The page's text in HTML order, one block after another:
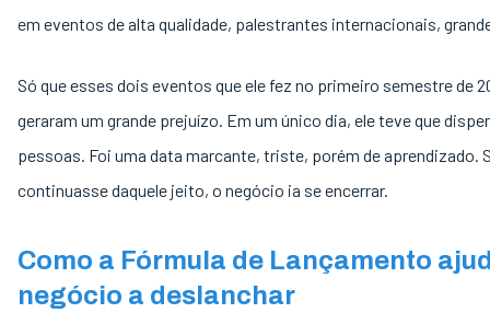
em eventos de alta qualidade, palestrantes internacionais,
Só que esses dois eventos que ele fez no primeiro semestre de
geraram um grande prejuízo. Em um único dia, ele teve que
pessoas. Foi uma data marcante, triste, porém de aprendizado.
continuasse daquele jeito, o negócio ia se encerrar.
Como a Fórmula de Lançamento
negócio a deslanchar